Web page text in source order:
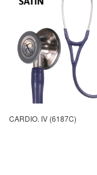
CARDIO. IV (6187C)